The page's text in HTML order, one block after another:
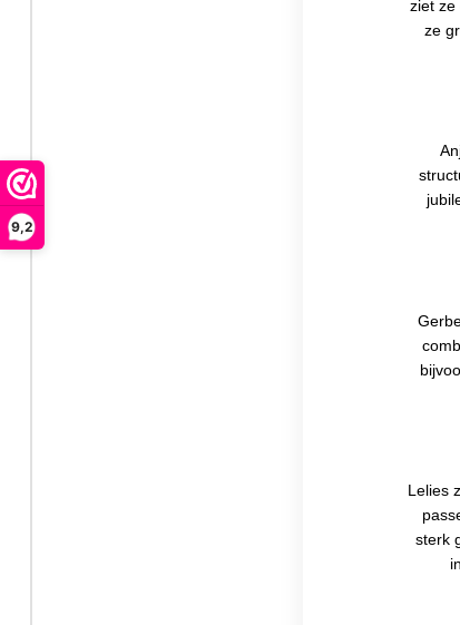
9,2
ziet ze
ze
Lelies
sterk